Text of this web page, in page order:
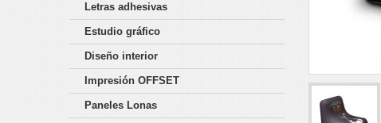
Letras adhesivas
Estudio gráfico
Diseño interior
Impresión OFFSET
Paneles Lonas